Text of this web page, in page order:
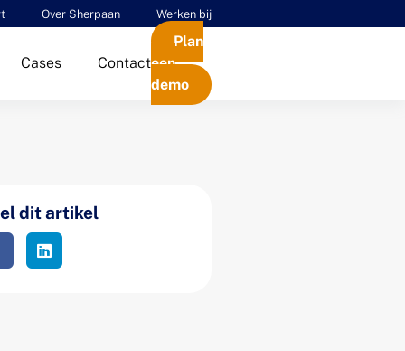
Over Sherpaan Werken bij
Cases Contact
Plan
een
demo
dit artikel